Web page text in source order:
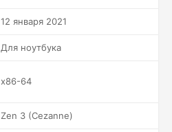
12 января 2021
Для ноутбука
x86-64
Zen 3 (Cezanne)